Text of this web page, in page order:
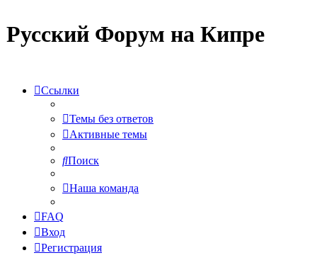
Русский Форум на Кипре
Ссылки
Темы без ответов
Активные темы
Поиск
Наша команда
FAQ
Вход
Регистрация